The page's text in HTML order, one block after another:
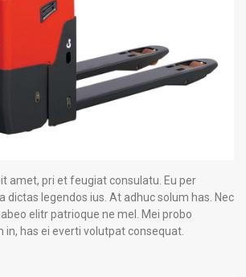
amet, pri et feugiat consulatu. Eu per
dictas legendos ius. At adhuc solum has. Nec
elitr patrioque ne mel. Mei probo
in, has ei everti volutpat consequat.